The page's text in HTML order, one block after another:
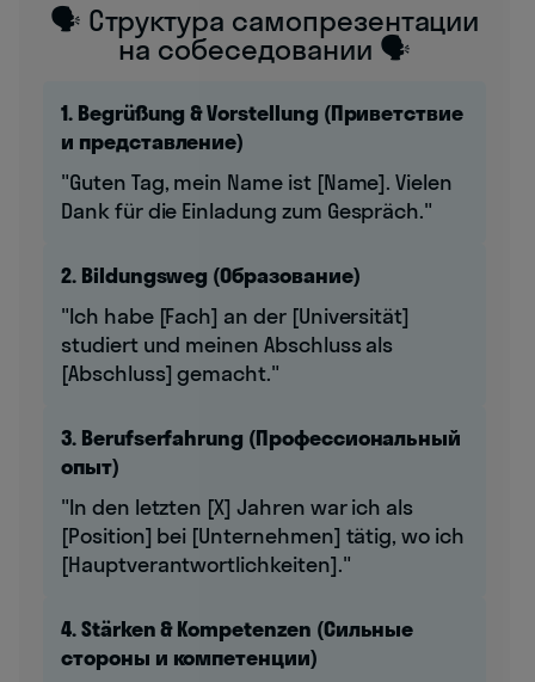
🗣️ Структура самопрезентации
на собеседовании 🗣️
1. Begrüßung & Vorstellung (Приветствие
и представление)
"Guten Tag, mein Name ist [Name]. Vielen
Dank für die Einladung zum Gespräch."
2. Bildungsweg (Образование)
"Ich habe [Fach] an der [Universität]
studiert und meinen Abschluss als
[Abschluss] gemacht."
3. Berufserfahrung (Профессиональный
опыт)
"In den letzten [X] Jahren war ich als
[Position] bei [Unternehmen] tätig, wo ich
[Hauptverantwortlichkeiten]."
4. Stärken & Kompetenzen (Сильные
стороны и компетенции)